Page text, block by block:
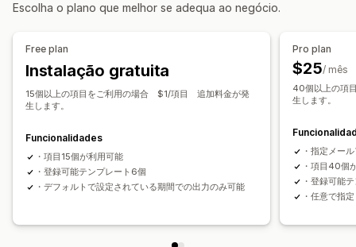
Escolha o plano que melhor se adequa ao negócio.
Free plan
Instalação gratuita
15個以上の項目をご利用の場合 $1/項目 追加料金が発
生します。
Funcionalidades
・項目15個が利用可能
・登録可能テンプレート6個
・デフォルトで設定されている期間での出力のみ可能
Pro plan
$25/ mês
40個以上の項
生します。
・指定メー
・項目40個
・登録可能
・任意で指